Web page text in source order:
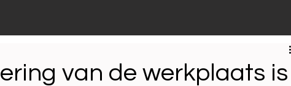
van de werkplaats is